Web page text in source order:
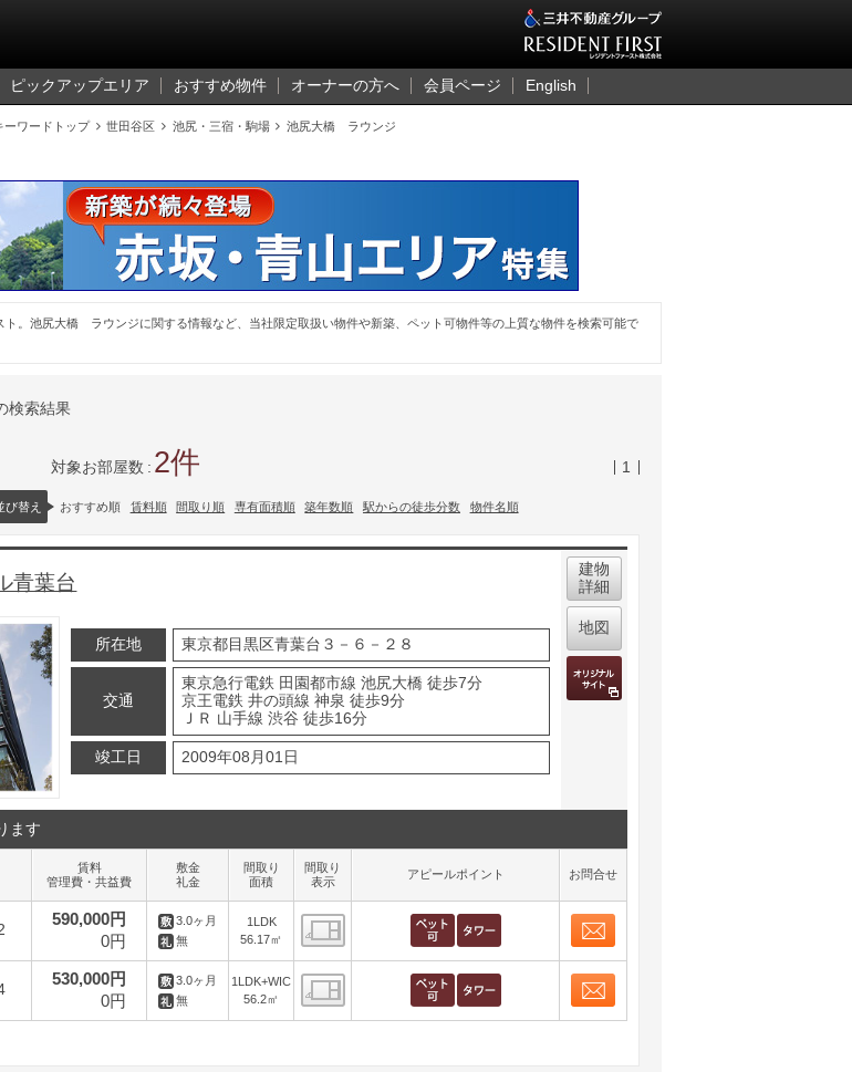
ピックアップエリア おすすめ物件 オーナーの方へ 会員ページ English
ーワードトップ  世田谷区  池尻・三宿・駒場  池尻大橋 ラウンジ
。池尻大橋 ラウンジに関する情報など、当社限定取扱い物件や新築、ペット可物件等の上質な物件を検索可能で
検索結果
対象お部屋数 2 1
び替え おすすめ順 賃料順 間取り順 専有面積順 築年数順 駅からの徒歩分数 物件名順
青葉台
所在地 東京都目黒区青葉台３－６－２８
交通
東京急行電鉄 田園都市線 池尻大橋 徒歩7分
京王電鉄 井の頭線 神泉 徒歩9分
ＪＲ 山手線 渋谷 徒歩16分
竣工日 2009年08月01日
建物
詳細
地図
ます
賃料
管理費・共益費
敷金
礼金
間取り
面積
間取り
表示
アピールポイント お問合せ
590,000円
0円
3.0ヶ月
無
1LDK
56.17㎡
間取り表示
530,000円
0円
3.0ヶ月
無
1LDK+WIC
56.2㎡
間取り表示